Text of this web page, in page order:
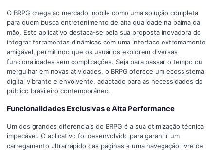
O BRPG chega ao mercado mobile como uma solução completa
para quem busca entretenimento de alta qualidade na palma da
mão. Este aplicativo destaca-se pela sua proposta inovadora de
integrar ferramentas dinâmicas com uma interface extremamente
amigável, permitindo que os usuários explorem diversas
funcionalidades sem complicações. Seja para passar o tempo ou
mergulhar em novas atividades, o BRPG oferece um ecossistema
digital vibrante e envolvente, adaptado para as necessidades do
público brasileiro contemporâneo.
Funcionalidades Exclusivas e Alta Performance
Um dos grandes diferenciais do BRPG é a sua otimização técnica
impecável. O aplicativo foi desenvolvido para garantir um
carregamento ultrarrápido das páginas e uma navegação livre de